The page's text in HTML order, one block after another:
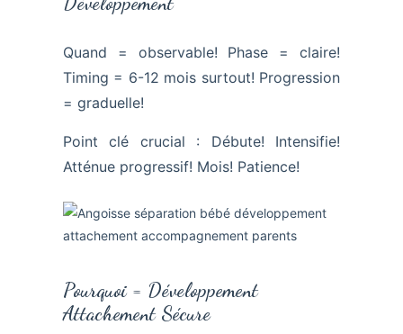
Quand = observable! Phase = claire!
Timing = 6-12 mois surtout! Progression
= graduelle!
Point clé crucial : Débute! Intensifie!
Atténue progressif! Mois! Patience!
Pourquoi = Développement
Attachement Sécure